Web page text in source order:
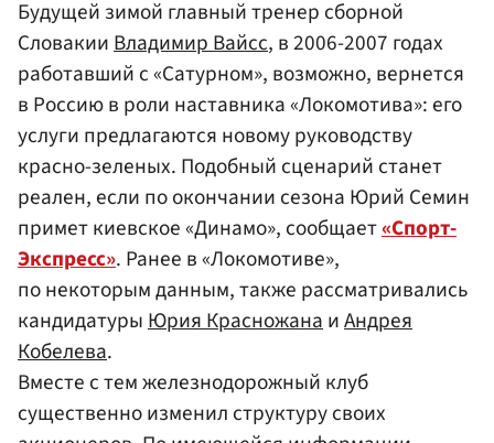
Будущей зимой главный тренер сборной
СловакииВладимир Вайсс, в 2006-2007 годах
работавший с «Сатурном», возможно, вернется
в Россию в роли наставника «Локомотива»: его
услуги предлагаются новому руководству
красно-зеленых. Подобный сценарий станет
реален, если по окончании сезона Юрий Семин
примет киевское «Динамо», сообщает«Спорт-
Экспресс». Ранее в «Локомотиве»,
по некоторым данным, также рассматривались
кандидатурыЮрия КрасножанаиАндрея
Кобелева.
Вместе с тем железнодорожный клуб
существенно изменил структуру своих